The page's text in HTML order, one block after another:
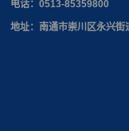
电话：0513-85359800
地址：南通市崇川区永兴街